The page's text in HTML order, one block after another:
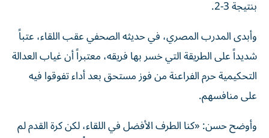
بنتيجة 3-2.
وأبدى المدرب المصري، في حديثه الصحفي عقب اللقاء، عتباً
شديداً على الطريقة التي خسر بها فريقه، معتبراً أن غياب العدالة
التحكيمية حرم الفراعنة من فوز مستحق بعد أداء تفوقوا فيه
على منافسهم.
وأوضح حسن: «كنا الطرف الأفضل في اللقاء، لكن كرة القدم لم